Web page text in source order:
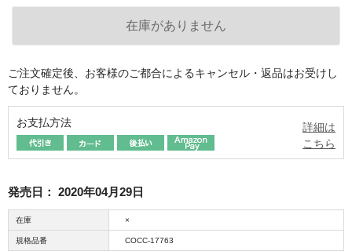
ご注文確定後、お客様のご都合によるキャンセル・返品はお受けし
ておりません。
お支払方法
詳細は
こちら
発売日： 2020年04月29日
在庫 ×
規格品番 COCC-17763